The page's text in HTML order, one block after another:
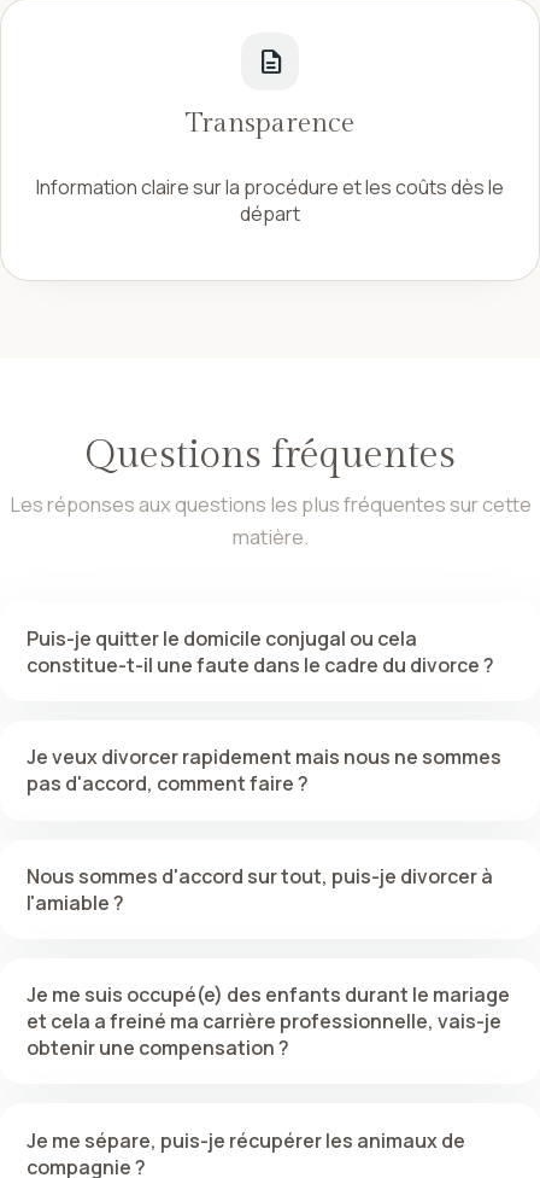
description
Transparence
Information claire sur la procédure et les coûts dès le
départ
Questions fréquentes
Les réponses aux questions les plus fréquentes sur cette
matière.
Puis-je quitter le domicile conjugal ou cela
constitue-t-il une faute dans le cadre du divorce ?
Je veux divorcer rapidement mais nous ne sommes
pas d'accord, comment faire ?
Nous sommes d'accord sur tout, puis-je divorcer à
l'amiable ?
Je me suis occupé(e) des enfants durant le mariage
et cela a freiné ma carrière professionnelle, vais-je
obtenir une compensation ?
Je me sépare, puis-je récupérer les animaux de
compagnie ?